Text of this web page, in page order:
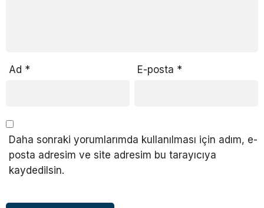
Ad * E-posta *
Daha sonraki yorumlarımda kullanılması için adım, e-
posta adresim ve site adresim bu tarayıcıya
kaydedilsin.